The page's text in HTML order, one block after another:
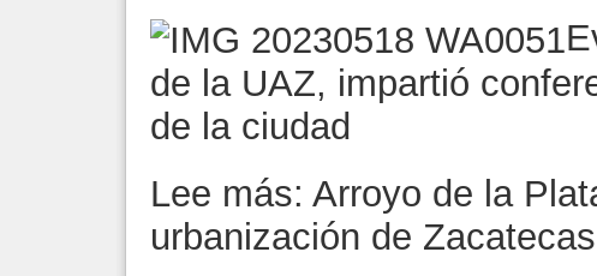
de la UAZ, impartió
de la ciudad
Lee más: Arroyo de la
urbanización de Zacatecas